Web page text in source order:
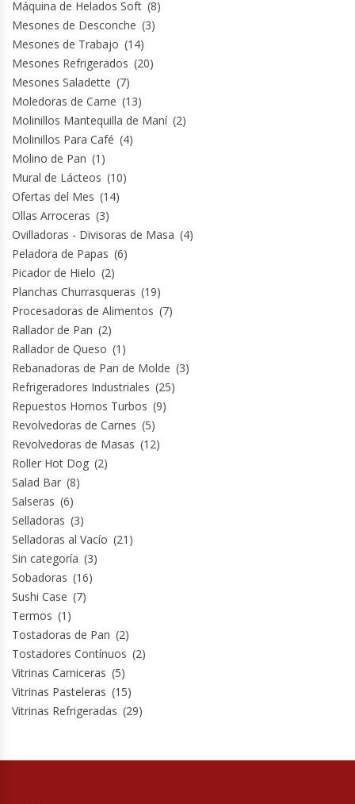
Máquina de Helados Soft (8)
Mesones de Desconche (3)
Mesones de Trabajo (14)
Mesones Refrigerados (20)
Mesones Saladette (7)
Moledoras de Carne (13)
Molinillos Mantequilla de Maní (2)
Molinillos Para Café (4)
Molino de Pan (1)
Mural de Lácteos (10)
Ofertas del Mes (14)
Ollas Arroceras (3)
Ovilladoras - Divisoras de Masa (4)
Peladora de Papas (6)
Picador de Hielo (2)
Planchas Churrasqueras (19)
Procesadoras de Alimentos (7)
Rallador de Pan (2)
Rallador de Queso (1)
Rebanadoras de Pan de Molde (3)
Refrigeradores Industriales (25)
Repuestos Hornos Turbos (9)
Revolvedoras de Carnes (5)
Revolvedoras de Masas (12)
Roller Hot Dog (2)
Salad Bar (8)
Salseras (6)
Selladoras (3)
Selladoras al Vacío (21)
Sin categoría (3)
Sobadoras (16)
Sushi Case (7)
Termos (1)
Tostadoras de Pan (2)
Tostadores Contínuos (2)
Vitrinas Carniceras (5)
Vitrinas Pasteleras (15)
Vitrinas Refrigeradas (29)